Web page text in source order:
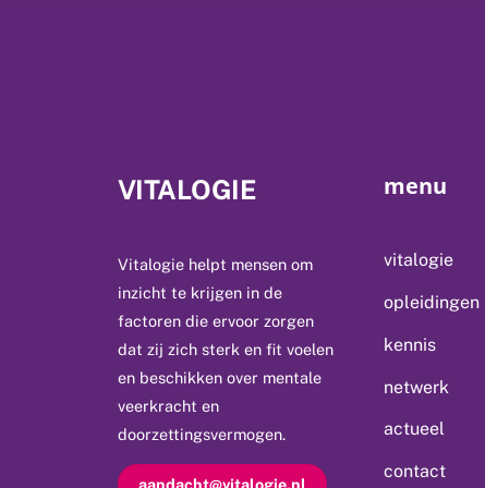
VITALOGIE
Vitalogie helpt mensen om
inzicht te krijgen in de
factoren die ervoor zorgen
dat zij zich sterk en fit voelen
en beschikken over mentale
veerkracht en
doorzettingsvermogen.
menu
vitalogie
opleidingen
kennis
netwerk
actueel
contact